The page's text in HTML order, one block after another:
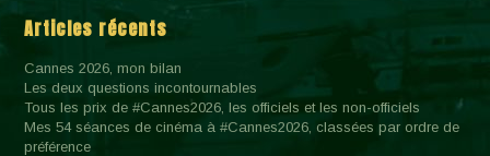
Articles récents
Cannes 2026, mon bilan
Les deux questions incontournables
Tous les prix de #Cannes2026, les officiels et les non-officiels
Mes 54 séances de cinéma à #Cannes2026, classées par ordre de
préférence